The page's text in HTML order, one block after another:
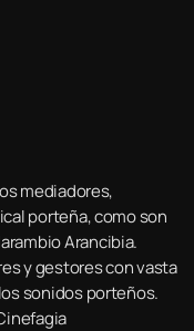
mediadores,
porteña, como son
Arancibia.
y gestores con vasta
sonidos porteños.